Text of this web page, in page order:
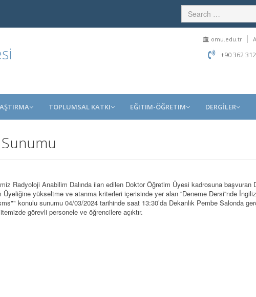
omu.edu.tr
+90 362
TOPLUMSAL KATKI EĞITIM-ÖĞRETIM DERGİLER
Radyoloji Anabilim Dalında ilan edilen Doktor Öğretim Üyesi kadrosuna başvuran
Üyeliğine yükseltme ve atanma kriterleri içerisinde yer alan ''Deneme Dersi''nde
konulu sunumu 04/03/2024 tarihinde saat 13:30’da Dekanlık Pembe Salonda
görevli personele ve öğrencilere açıktır.